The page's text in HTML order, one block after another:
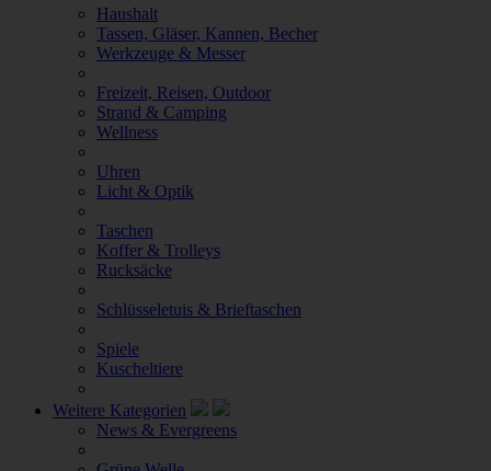
Haushalt
Tassen, Gläser, Kannen, Becher
Werkzeuge & Messer
Freizeit, Reisen, Outdoor
Strand & Camping
Wellness
Uhren
Licht & Optik
Taschen
Koffer & Trolleys
Rucksäcke
Schlüsseletuis & Brieftaschen
Spiele
Kuscheltiere
Weitere Kategorien
News & Evergreens